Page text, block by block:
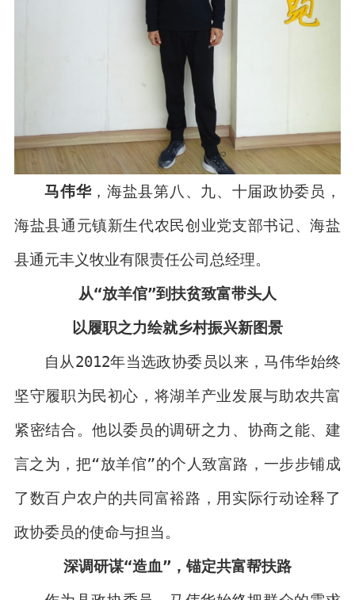
马伟华，海盐县第八、九、十届政协委员，
海盐县通元镇新生代农民创业党支部书记、海盐
县通元丰义牧业有限责任公司总经理。
从“放羊倌”到扶贫致富带头人
以履职之力绘就乡村振兴新图景
自从2012年当选政协委员以来，马伟华始终
坚守履职为民初心，将湖羊产业发展与助农共富
紧密结合。他以委员的调研之力、协商之能、建
言之为，把“放羊倌”的个人致富路，一步步铺成
了数百户农户的共同富裕路，用实际行动诠释了
政协委员的使命与担当。
深调研谋“造血”，锚定共富帮扶路